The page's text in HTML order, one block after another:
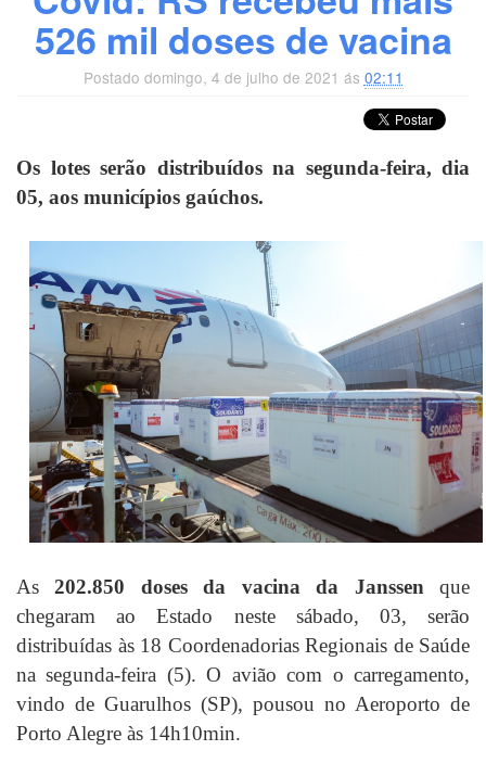
526 mil doses de vacina
Postado domingo, 4 de julho de 2021 ás 02:11
Os lotes serão distribuídos na segunda-feira, dia
05, aos municípios gaúchos.
As202.850 doses da vacina da Janssenque
chegaram ao Estado neste sábado, 03, serão
distribuídas às 18 Coordenadorias Regionais de Saúde
na segunda-feira (5). O avião com o carregamento,
vindo de Guarulhos (SP), pousou no Aeroporto de
Porto Alegre às 14h10min.